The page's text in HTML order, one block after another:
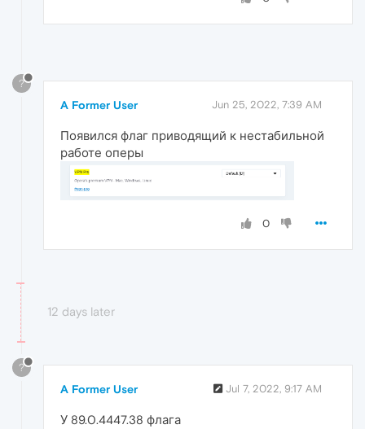
?
A Former User Jun 25, 2022, 7:39 AM
Появился флаг приводящий к нестабильной
работе оперы
0
12 days later
?
A Former User Jul 7, 2022, 9:17 AM
У 89.0.4447.38 флага